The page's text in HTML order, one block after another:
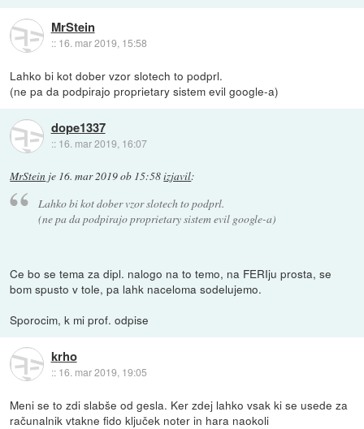
MrStein
:: 16. mar 2019, 15:58
Lahko bi kot dober vzor slotech to podprl.
(ne pa da podpirajo proprietary sistem evil google-a)
dope1337
:: 16. mar 2019, 16:07
MrStein je 16. mar 2019 ob 15:58izjavil:
Lahko bi kot dober vzor slotech to podprl.
(ne pa da podpirajo proprietary sistem evil google-a)
Ce bo se tema za dipl. nalogo na to temo, na FERIju prosta, se
bom spusto v tole, pa lahk naceloma sodelujemo.
Sporocim, k mi prof. odpise
krho
:: 16. mar 2019, 19:05
Meni se to zdi slabše od gesla. Ker zdej lahko vsak ki se usede za
računalnik vtakne fido ključek noter in hara naokoli